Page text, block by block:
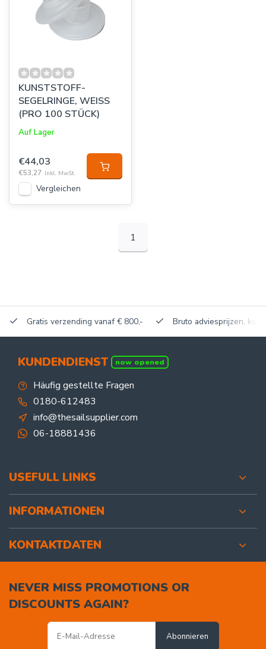
KUNSTSTOFF-
SEGELRINGE, WEISS
(PRO 100 STÜCK)
Auf Lager
€44,03
€53,27 Inkl. MwSt.
Vergleichen
1
Gratis verzending vanaf € 800,- Bruto adviesprijzen,
KUNDENDIENST now opened
Häufig gestellte Fragen
0180-612483
info@thesailsupplier.com
06-18881436
USEFULL LINKS
INFORMATIONEN
KONTAKTDATEN
NEVER MISS PROMOTIONS OR
DISCOUNTS AGAIN?
Abonnieren